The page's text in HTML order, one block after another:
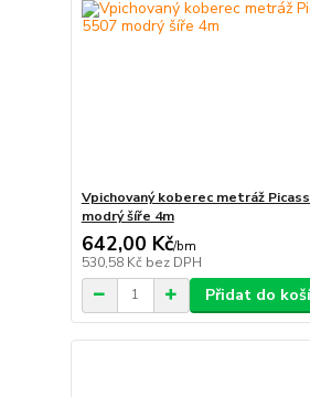
Vpichovaný koberec metráž
modrý šíře 4m
642,00 Kč/bm
530,58 Kč bez DPH
Přidat do